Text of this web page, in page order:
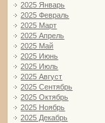
2025 Январь
2025 Февраль
2025 Март
2025 Апрель
2025 Май
2025 Июнь
2025 Июль
2025 Август
2025 Сентябрь
2025 Октябрь
2025 Ноябрь
2025 Декабрь